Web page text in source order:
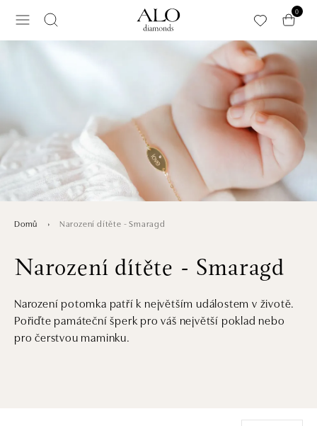
0
Domů Narození dítěte - Smaragd
Narození dítěte - Smaragd
Narození potomka patří k největším událostem v životě.
Pořiďte památeční šperk pro váš největší poklad nebo
pro čerstvou maminku.